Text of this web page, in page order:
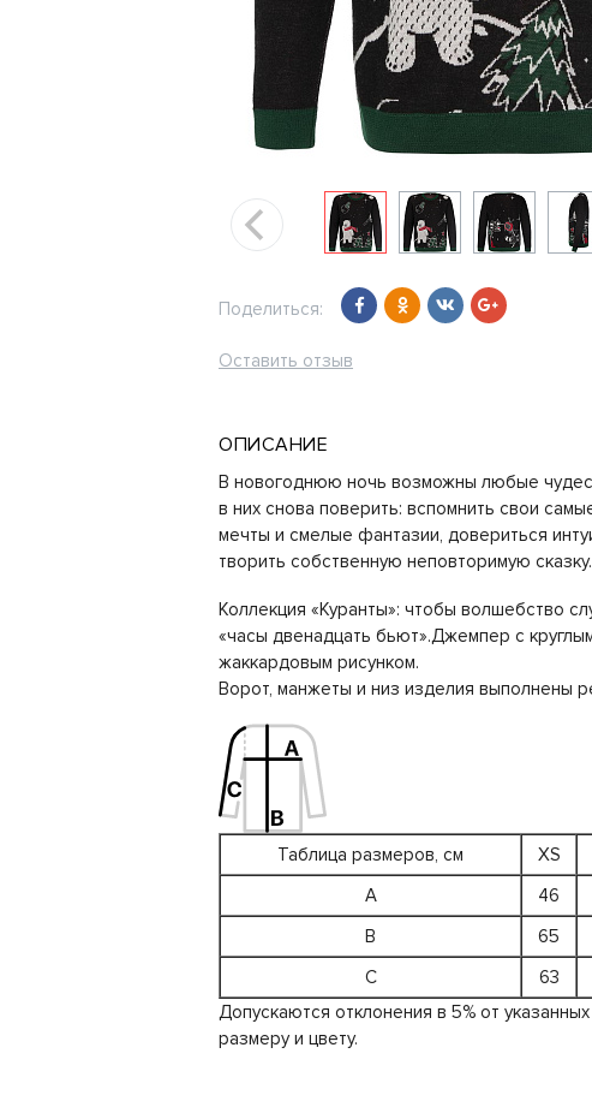
Поделиться:
Оставить отзыв
ОПИСАНИЕ
В новогоднюю ночь возможны любые
в них снова поверить: вспомнить свои
мечты и смелые фантазии, довериться
творить собственную неповторимую сказку.
Коллекция «Куранты»: чтобы волшебство
«часы двенадцать бьют».Джемпер с
жаккардовым рисунком.
Ворот, манжеты и низ изделия выполнены
Таблица размеров, см XS
A
46
B
65
C
63
Допускаются отклонения в 5% от
размеру и цвету.